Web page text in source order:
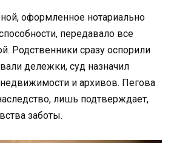
оформленное нотариально
передавало все
Родственники сразу оспорили
дележки, суд назначил
недвижимости и архивов. Пегова
лишь подтверждает,
заботы.